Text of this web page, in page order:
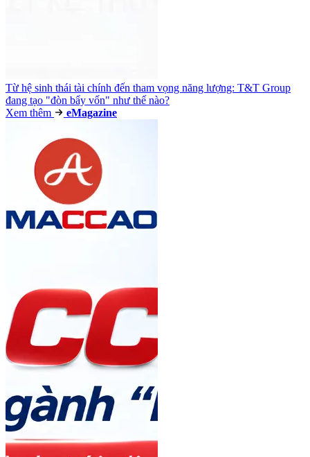
Từ hệ sinh thái tài chính đến tham vọng năng lượng: T&T Group
đang tạo "đòn bẩy vốn" như thế nào?
Xem thêm
eMagazine